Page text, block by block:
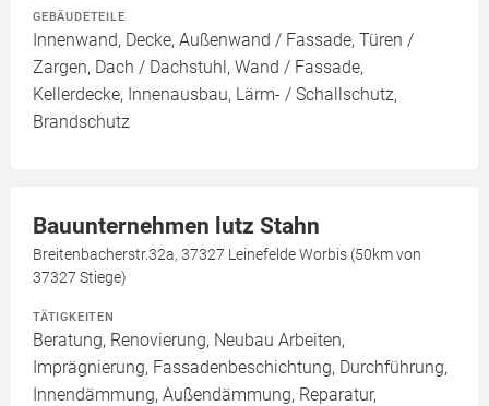
GEBÄUDETEILE
Innenwand, Decke, Außenwand / Fassade, Türen /
Zargen, Dach / Dachstuhl, Wand / Fassade,
Kellerdecke, Innenausbau, Lärm- / Schallschutz,
Brandschutz
Bauunternehmen lutz Stahn
Breitenbacherstr.32a, 37327 Leinefelde Worbis (50km von
37327 Stiege)
TÄTIGKEITEN
Beratung, Renovierung, Neubau Arbeiten,
Imprägnierung, Fassadenbeschichtung, Durchführung,
Innendämmung, Außendämmung, Reparatur,